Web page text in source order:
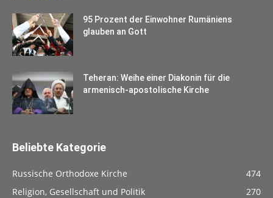
95 Prozent der Einwohner Rumäniens
glauben an Gott
Teheran: Weihe einer Diakonin für die
armenisch-apostolische Kirche
Beliebte Kategorie
Russische Orthodoxe Kirche
474
Religion, Gesellschaft und Politik
270